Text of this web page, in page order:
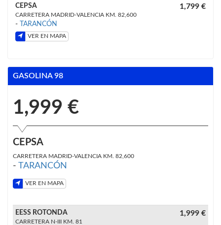
CEPSA
CARRETERA MADRID-VALENCIA KM. 82,600
- TARANCÓN
VER EN MAPA
1,799 €
GASOLINA 98
1,999 €
CEPSA
CARRETERA MADRID-VALENCIA KM. 82,600
- TARANCÓN
VER EN MAPA
EESS ROTONDA
CARRETERA N-III KM. 81
1,999 €